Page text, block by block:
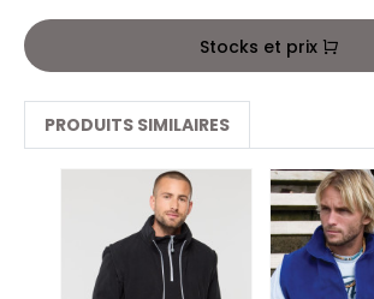
SERIE
Stocks et prix
PRODUITS SIMILAIRES